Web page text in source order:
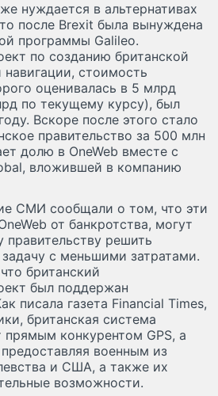
нуждается в альтернативах
после Brexit была вынуждена
программы Galileo.
по созданию британской
стоимость
оценивалась в 5 млрд
по текущему курсу), был
Вскоре после этого стало
правительство за 500 млн
долю в OneWeb вместе с
вложившей в компанию
СМИ сообщали о том, что эти
от банкротства, могут
правительству решить
с меньшими затратами.
британский
был поддержан
писала газета Financial Times,
британская система
прямым конкурентом GPS, а
военным из
и США, а также их
возможности.